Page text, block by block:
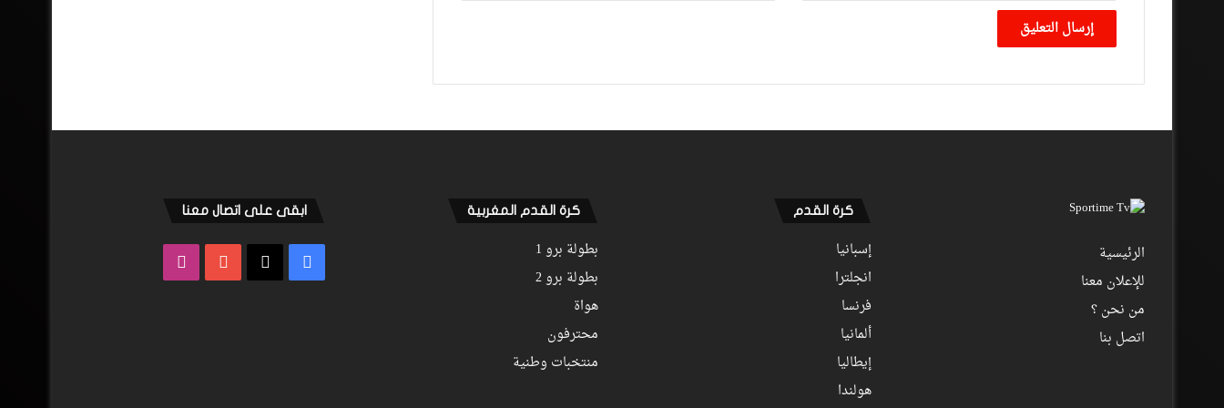
الوطني وسعيد بهاد الفوز في أول ظهور
الرئيسية
للإعلان معنا
من نحن ؟
اتصل بنا
كرة القدم
إسبانيا
انجلترا
فرنسا
ألمانيا
إيطاليا
هولندا
كرة القدم المغربية
بطولة برو 1
بطولة برو 2
هواة
محترفون
منتخبات وطنية
ابقى على اتصال معنا
فيسبوك ‫YouTube